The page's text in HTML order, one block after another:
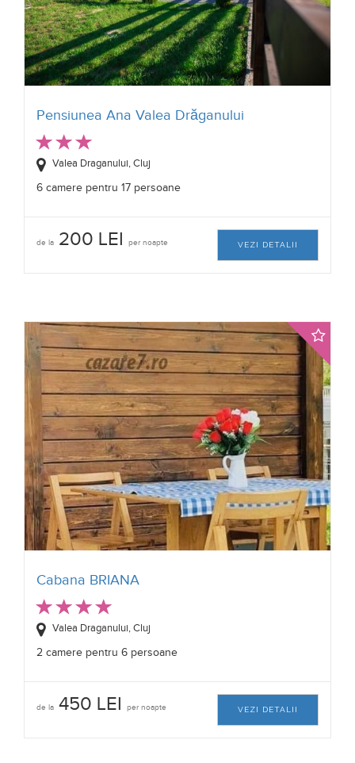
Pensiunea Ana Valea Drăganului
Valea Draganului, Cluj
6 camere pentru 17 persoane
de la 200 LEI per noapte VEZI DETALII
Cabana BRIANA
Valea Draganului, Cluj
2 camere pentru 6 persoane
de la 450 LEI per noapte VEZI DETALII